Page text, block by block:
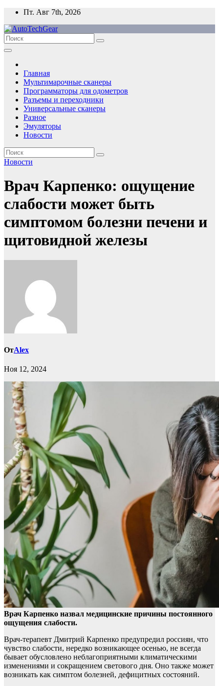
Перейти
содержимому
Пт. Авг 7th, 2026
Главная
Мультимарочные сканеры
Программаторы для одометров
Разъемы и переходники
Универсальные сканеры
Разное
Эмуляторы
Новости
Новости
Врач Карпенко: ощущение
слабости может быть
симптомом болезни печени и
щитовидной железы
ОтAlex
Ноя 12, 2024
Врач Карпенко назвал медицинские причины постоянного
ощущения слабости.
Врач-терапевт Дмитрий Карпенко предупредил россиян, что
чувство слабости, нередко возникающее осенью, не всегда
бывает обусловлено неблагоприятными климатическими
изменениями и сокращением светового дня. Оно также может
возникать как симптом болезней, дефицитных состояний.